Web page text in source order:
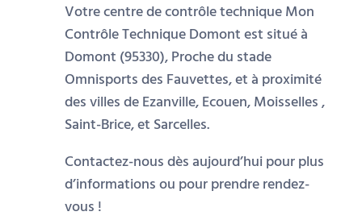
Votre centre de contrôle technique Mon
Contrôle Technique Domont est situé à
Domont (95330), Proche du stade
Omnisports des Fauvettes, et à proximité
des villes de Ezanville, Ecouen, Moisselles ,
Saint-Brice, et Sarcelles.
Contactez-nous dès aujourd’hui pour plus
d’informations ou pour prendre rendez-
vous !